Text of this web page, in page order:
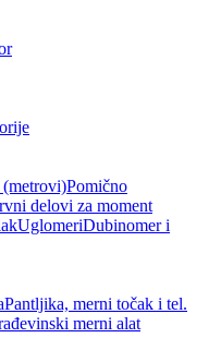
(metrovi)Pomično
delovi za moment
UglomeriDubinomer i
Pantljika, merni točak i tel.
merni alat